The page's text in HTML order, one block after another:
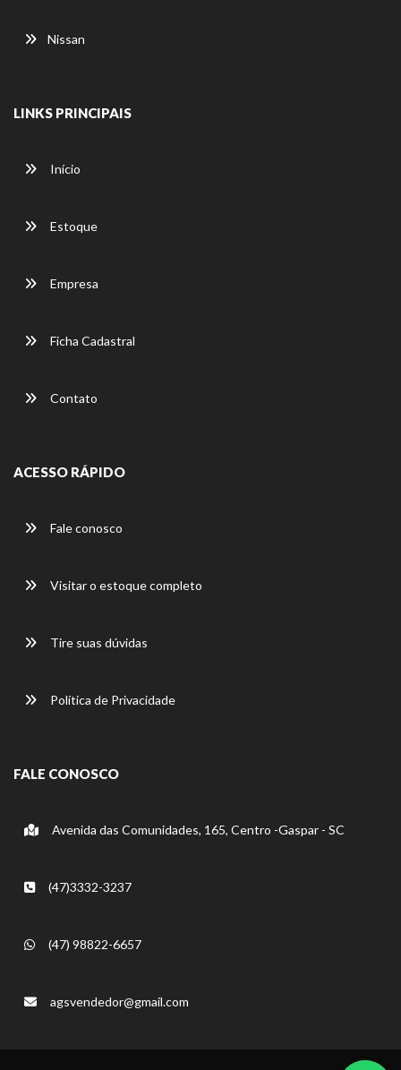
Nissan
LINKS PRINCIPAIS
Início
Estoque
Empresa
Ficha Cadastral
Contato
ACESSO RÁPIDO
Fale conosco
Visitar o estoque completo
Tire suas dúvidas
Política de Privacidade
FALE CONOSCO
Avenida das Comunidades, 165, Centro -Gaspar - SC
(47)3332-3237
(47) 98822-6657
agsvendedor@gmail.com